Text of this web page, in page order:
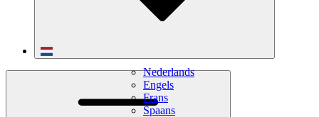
Nederlands
Engels
Frans
Spaans